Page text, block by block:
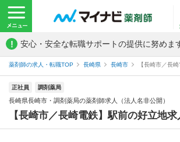
! 安心・安全な転職サポートの提供に努めま
薬剤師の求人・転職TOP 長崎県 長崎市 【長崎市／長
正社員 調剤薬局
長崎県長崎市・調剤薬局の薬剤師求人（法人名非公開）
【長崎市／長崎電鉄】駅前の好立地